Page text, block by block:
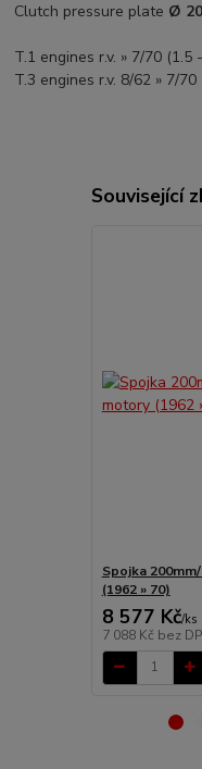
Clutch pressure plate Ø
T.1 engines r.v. » 7/70 (1.5
T.3 engines r.v. 8/62 » 7/70
Související
Spojka
(1962 » 70)
8 577 Kč/ks
7 088 Kč bez